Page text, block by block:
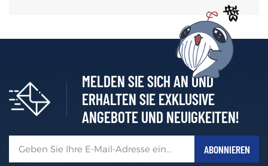
MELDEN SIE SICH AN UND
ERHALTEN SIE EXKLUSIVE
ANGEBOTE UND NEUIGKEITEN!